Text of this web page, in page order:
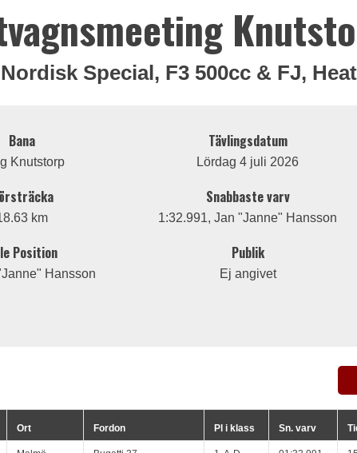
Special, F3 500cc & FJ,
Bana
Knutstorp
km
Position
Hansson
Tävlingsdatum
Lördag 4 juli 2026
Snabbaste varv
1:32.991, Jan "Janne" Hansson
Publik
Ej angivet
Ort Fordon Pl i klass Sn. varv